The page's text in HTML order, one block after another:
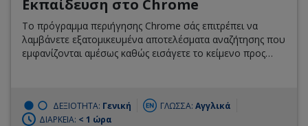
Εκπαίδευση στο Chrome
Το πρόγραμμα περιήγησης Chrome σάς επιτρέπει να
λαμβάνετε εξατομικευμένα αποτελέσματα αναζήτησης που
εμφανίζονται αμέσως καθώς εισάγετε το κείμενο προς
ΔΕΞΙΟΤΗΤΑ: Γενική ΓΛΩΣΣΑ: Αγγλικά
ΔΙΑΡΚΕΙΑ: < 1 ώρα